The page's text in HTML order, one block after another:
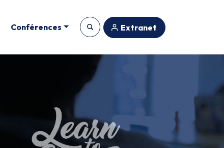
Conférences Extranet